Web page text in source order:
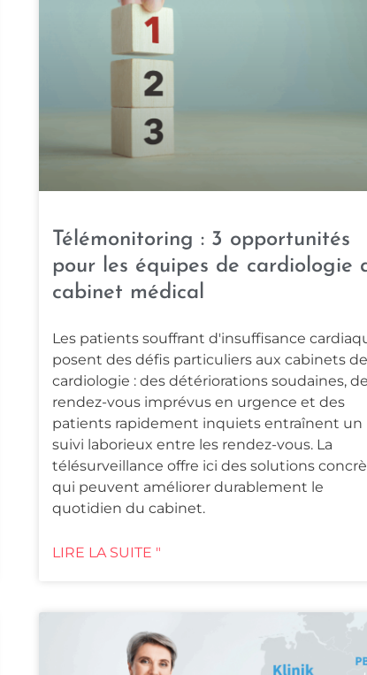
Télémonitoring : 3 opportunités
pour les équipes de cardiologie
cabinet médical
Les patients souffrant d'insuffisance
posent des défis particuliers aux cabinets de
cardiologie : des détériorations soudaines,
rendez-vous imprévus en urgence et des
patients rapidement inquiets entraînent un
suivi laborieux entre les rendez-vous. La
télésurveillance offre ici des solutions
qui peuvent améliorer durablement le
quotidien du cabinet.
LIRE LA SUITE "